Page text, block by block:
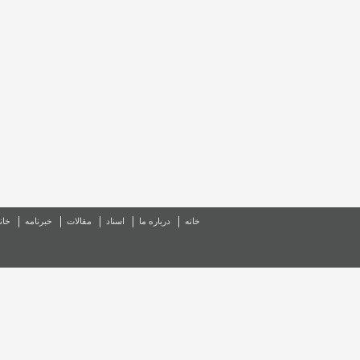
خانه درباره ما اسناد مقالات خبرنامه